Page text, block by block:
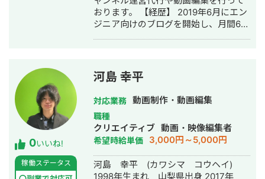
やアフターエフェクツによるモーショ
ングラフィックスなど映像制作も承っ
ております。また、ワンオペではあり
ますが撮影なども対応可能です。 ポー
のリンクはコチラから
https://linktr.ee/frappe_zenzai
おります。 【経歴】 2019年6月にエン
ジニア向けのブログを開始し、月間6万
万人を越えることができました。 初心
者向けの解説が企業に評価され、5社か
ら商品紹介の依頼が来ました。
https://www.youtube.com/channel/
その後、投資チャンネルをプロデュー
スし、バックエンドのサービスの集客
にYouTubeを活用したことで1年間の売
上約700万円を達成することができま
した。 自分のYouTubeに対するノウハ
0いいね!
稼働ステータス
河島 幸平
対応業務 動画制作・動画編集
職種
クリエイティブ 動画・映像編集者
希望時給単価 3,000円～5,000円
河島 幸平 (カワシマ コウヘイ)
1998年生まれ 山梨県出身 2017年